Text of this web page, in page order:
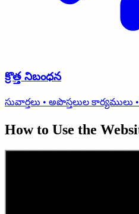
క్రొత్త నిబంధన
సువార్తలు • అపొస్తలుల కార్యములు •
How to Use the